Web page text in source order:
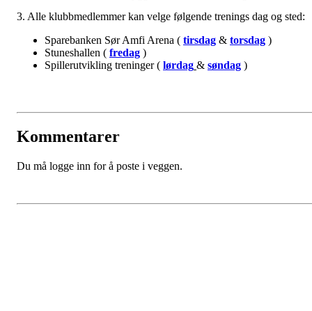
3. Alle klubbmedlemmer kan velge følgende trenings dag og sted:
Sparebanken Sør Amfi Arena ( tirsdag & torsdag )
Stuneshallen ( fredag )
Spillerutvikling treninger ( lørdag & søndag )
Kommentarer
Du må logge inn for å poste i veggen.